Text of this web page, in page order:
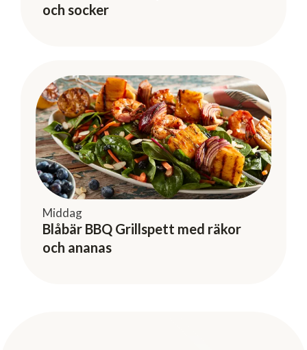
och socker
Middag
Blåbär BBQ Grillspett med räkor
och ananas